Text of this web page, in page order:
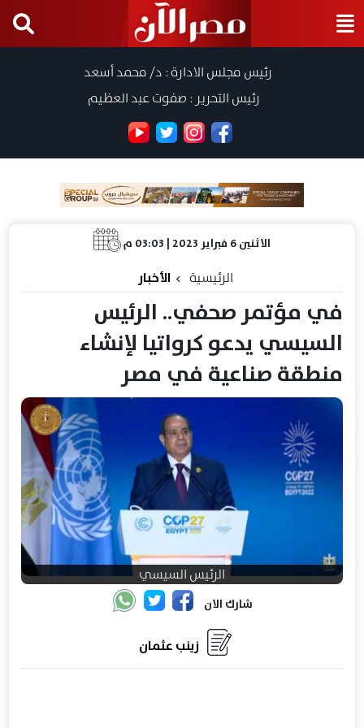
رئيس مجلس الادارة : د/ محمد أسعد
رئيس التحرير : صفوت عبد العظيم
الاثنين 6 فبراير 2023 | 03:03 م
الرئيسية الأخبار
في مؤتمر صحفي.. الرئيس
السيسي يدعو كرواتيا لإنشاء
منطقة صناعية في مصر
الرئيس السيسي
شارك الان
زينب عثمان